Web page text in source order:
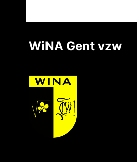
WiNA Gent vzw